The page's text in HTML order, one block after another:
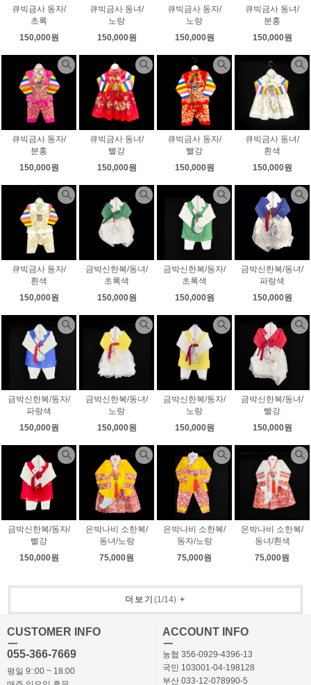
큐빅금사 동자/
초록
150,000원
큐빅금사 동녀/
노랑
150,000원
큐빅금사 동자/
노랑
150,000원
큐빅금사 동녀/
분홍
150,000원
큐빅금사 동자/
분홍
150,000원
큐빅금사 동녀/
빨강
150,000원
큐빅금사 동자/
빨강
150,000원
큐빅금사 동녀/
흰색
150,000원
큐빅금사 동자/
흰색
150,000원
금박신한복/동녀/
초록색
150,000원
금박신한복/동자/
초록색
150,000원
금박신한복/동녀/
파랑색
150,000원
금박신한복/동자/
파랑색
150,000원
금박신한복/동녀/
노랑
150,000원
금박신한복/동자/
노랑
150,000원
금박신한복/동녀/
빨강
150,000원
금박신한복/동자/
빨강
150,000원
은박나비 소한복/
동녀/노랑
75,000원
은박나비 소한복/
동자/노랑
75,000원
은박나비 소한복/
동녀/흰색
75,000원
더보기 (1 /14) +
CUSTOMER INFO
ㅡ
055-366-7669
평일 9::00 ~ 18:00
ACCOUNT INFO
ㅡ
농협 356-0929-4396-13
국민 103001-04-198128
부산 033-12-078990-5